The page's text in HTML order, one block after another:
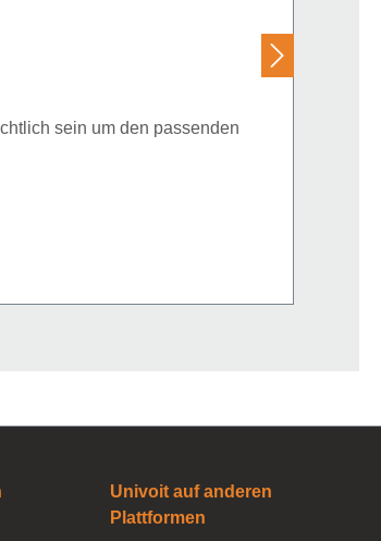
sein um den passenden
Univoit auf anderen
Plattformen